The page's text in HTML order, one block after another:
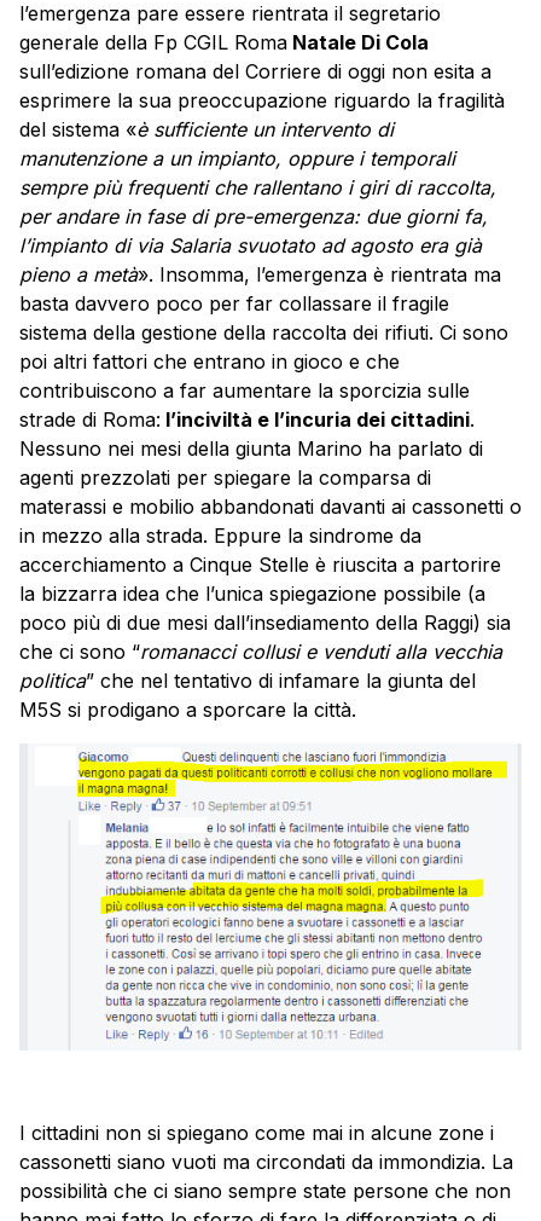
l’emergenza pare essere rientrata il segretario
generale della Fp CGIL Roma Natale Di Cola
sull’edizione romana del Corriere di oggi non esita a
esprimere la sua preoccupazione riguardo la fragilità
del sistema «è sufficiente un intervento di
manutenzione a un impianto, oppure i temporali
sempre più frequenti che rallentano i giri di raccolta,
per andare in fase di pre-emergenza: due giorni fa,
l’impianto di via Salaria svuotato ad agosto era già
pieno a metà». Insomma, l’emergenza è rientrata ma
basta davvero poco per far collassare il fragile
sistema della gestione della raccolta dei rifiuti. Ci sono
poi altri fattori che entrano in gioco e che
contribuiscono a far aumentare la sporcizia sulle
strade di Roma: l’inciviltà e l’incuria dei cittadini.
Nessuno nei mesi della giunta Marino ha parlato di
agenti prezzolati per spiegare la comparsa di
materassi e mobilio abbandonati davanti ai cassonetti o
in mezzo alla strada. Eppure la sindrome da
accerchiamento a Cinque Stelle è riuscita a partorire
la bizzarra idea che l’unica spiegazione possibile (a
poco più di due mesi dall’insediamento della Raggi) sia
che ci sono “romanacci collusi e venduti alla vecchia
politica” che nel tentativo di infamare la giunta del
M5S si prodigano a sporcare la città.
I cittadini non si spiegano come mai in alcune zone i
cassonetti siano vuoti ma circondati da immondizia. La
possibilità che ci siano sempre state persone che non